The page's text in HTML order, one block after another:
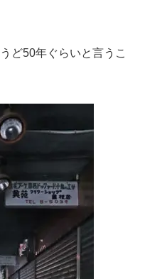
ど50年ぐらいと言うこ